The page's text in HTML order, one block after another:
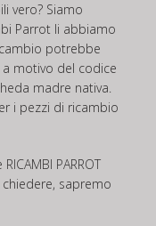
vero? Siamo
Parrot li abbiamo
potrebbe
motivo del codice
madre nativa.
i pezzi di ricambio
RICAMBI PARROT
sapremo